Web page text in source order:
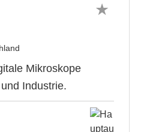
Mikroskope
Industrie.